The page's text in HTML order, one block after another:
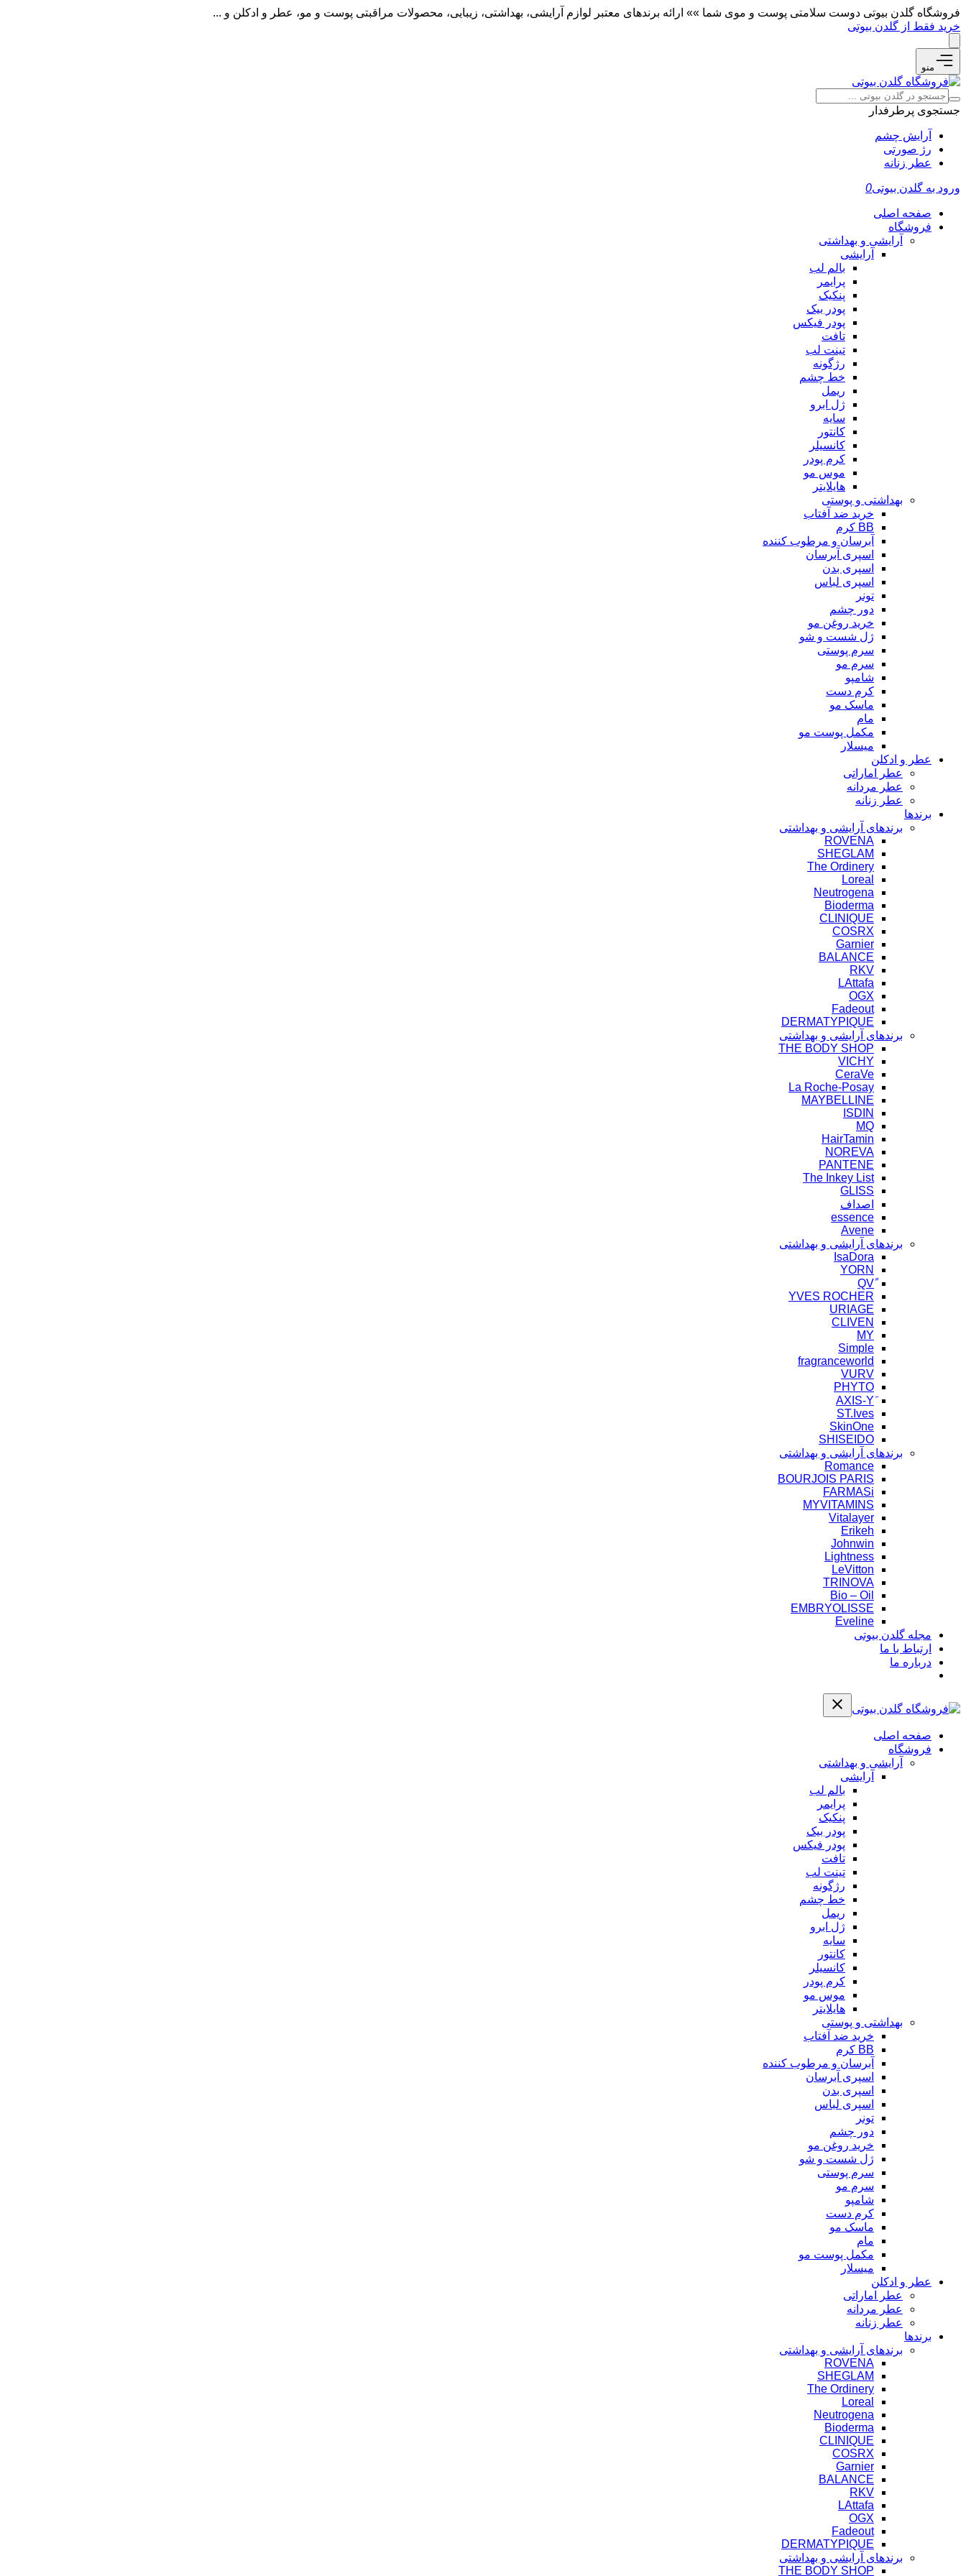
فروشگاه گلدن بیوتی دوست سلامتی پوست و موی شما »» ارائه برندهای معتبر لوازم آرایشی، بهداشتی، زیبایی، محصولات مراقبتی پوست و مو، عطر و ادکلن و ...
خرید فقط از گلدن بیوتی
منو
جستجوی پرطرفدار
آرایش چشم
رژ صورتی
عطر زنانه
ورود به گلدن بیوتی0
صفحه اصلی
فروشگاه
آرایشی و بهداشتی
آرایشی
بالم لب
پرایمر
پنکیک
پودر بیک
پودر فیکس
تافت
تینت لب
رژگونه
خط چشم
ریمل
ژل ابرو
سایه
کانتور
کانسیلر
کرم پودر
موس مو
هایلایتر
بهداشتی و پوستی
خرید ضد آفتاب
BB کرم
آبرسان و مرطوب کننده
اسپری آبرسان
اسپری بدن
اسپری لباس
تونر
دور چشم
خرید روغن مو
ژل شست و شو
سرم پوستی
سرم مو
شامپو
کرم دست
ماسک مو
مام
مکمل پوست مو
میسلار
عطر و ادکلن
عطر اماراتی
عطر مردانه
عطر زنانه
برندها
برندهای آرایشی و بهداشتی
ROVENA
SHEGLAM
The Ordinery
Loreal
Neutrogena
Bioderma
CLINIQUE
COSRX
Garnier
BALANCE
RKV
LAttafa
OGX
Fadeout
DERMATYPIQUE
برندهای آرایشی و بهداشتی
THE BODY SHOP
VICHY
CeraVe
La Roche-Posay
MAYBELLINE
ISDIN
MQ
HairTamin
NOREVA
PANTENE
The Inkey List
GLISS
اصداف
essence
Avene
برندهای آرایشی و بهداشتی
IsaDora
YORN
YVES ROCHER
URIAGE
CLIVEN
MY
Simple
fragranceworld
VURV
PHYTO
ST.Ives
SkinOne
SHISEIDO
برندهای آرایشی و بهداشتی
Romance
BOURJOIS PARIS
FARMASi
MYVITAMINS
Vitalayer
Erikeh
Johnwin
Lightness
LeVitton
TRINOVA
Bio – Oil
EMBRYOLISSE
Eveline
مجله گلدن بیوتی
ارتباط با ما
درباره ما
صفحه اصلی
فروشگاه
آرایشی و بهداشتی
آرایشی
بالم لب
پرایمر
پنکیک
پودر بیک
پودر فیکس
تافت
تینت لب
رژگونه
خط چشم
ریمل
ژل ابرو
سایه
کانتور
کانسیلر
کرم پودر
موس مو
هایلایتر
بهداشتی و پوستی
خرید ضد آفتاب
BB کرم
آبرسان و مرطوب کننده
اسپری آبرسان
اسپری بدن
اسپری لباس
تونر
دور چشم
خرید روغن مو
ژل شست و شو
سرم پوستی
سرم مو
شامپو
کرم دست
ماسک مو
مام
مکمل پوست مو
میسلار
عطر و ادکلن
عطر اماراتی
عطر مردانه
عطر زنانه
برندها
برندهای آرایشی و بهداشتی
ROVENA
SHEGLAM
The Ordinery
Loreal
Neutrogena
Bioderma
CLINIQUE
COSRX
Garnier
BALANCE
RKV
LAttafa
OGX
Fadeout
DERMATYPIQUE
برندهای آرایشی و بهداشتی
THE BODY SHOP